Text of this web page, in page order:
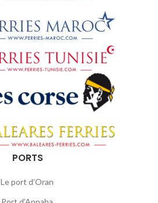
PORTS
Le port d’Oran